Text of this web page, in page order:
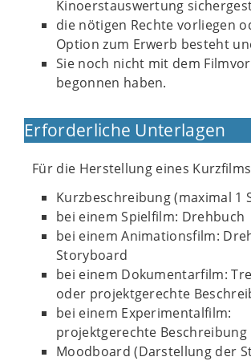
Kinoerstauswertung
die nötigen Rechte vorliegen
Option zum Erwerb besteht
Sie noch nicht mit dem
begonnen haben.
Erforderliche Unterlagen
Für die Herstellung eines
Kurzbeschreibung (maximal 1
bei einem Spielfilm: Drehbuch
bei einem Animationsfilm:
Storyboard
bei einem Dokumentarfilm:
oder projektgerechte
bei einem Experimentalfilm:
projektgerechte Beschreibung
Moodboard (Darstellung der